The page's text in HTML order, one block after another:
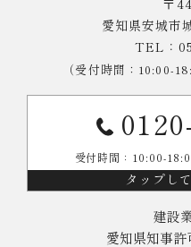
〒
愛知県安城市
TEL：
（受付時間：10:00-
受付時間：10:00-
タップし
建設
愛知県知事許